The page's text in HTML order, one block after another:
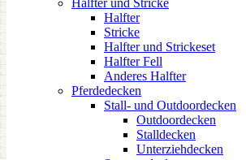
Halfter
Stricke
Halfter und Strickeset
Halfter Fell
Anderes Halfter
Pferdedecken
Stall- und Outdoordecken
Outdoordecken
Stalldecken
Unterziehdecken